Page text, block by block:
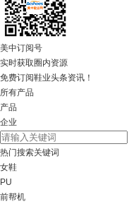
美中订阅号
实时获取圈内资源
免费订阅鞋业头条资讯！
所有产品
产品
企业
热门搜索关键词
女鞋
PU
前帮机